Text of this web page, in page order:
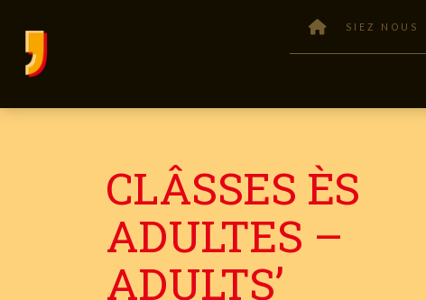
SIEZ NOUS
CLÂSSES ÈS
ADULTES –
ADULTS’